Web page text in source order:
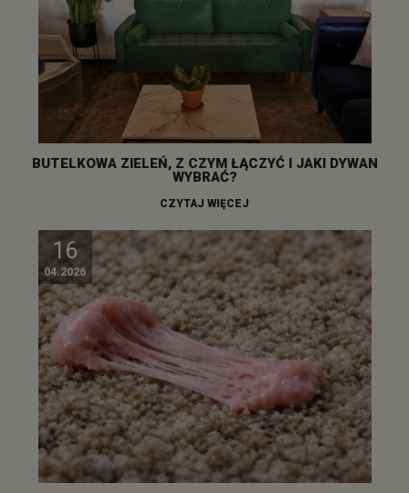
BUTELKOWA ZIELEŃ, Z CZYM ŁĄCZYĆ I JAKI DYWAN
WYBRAĆ?
CZYTAJ WIĘCEJ
16
04.2026